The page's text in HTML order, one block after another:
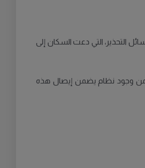
التحذير، التي دعت السكان إلى
من وجود نظام يضمن إيصال هذه